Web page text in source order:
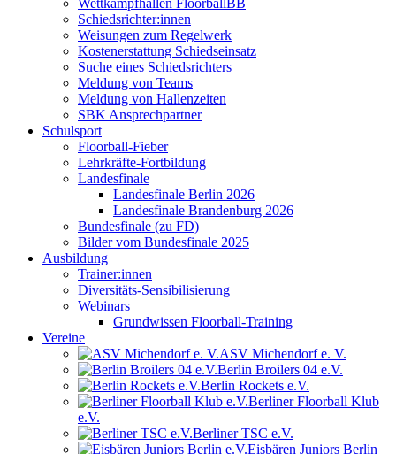
Wettkampfhallen FloorballBB
Schiedsrichter:innen
Weisungen zum Regelwerk
Kostenerstattung Schiedseinsatz
Suche eines Schiedsrichters
Meldung von Teams
Meldung von Hallenzeiten
SBK Ansprechpartner
Schulsport
Floorball-Fieber
Lehrkräfte-Fortbildung
Landesfinale
Landesfinale Berlin 2026
Landesfinale Brandenburg 2026
Bundesfinale (zu FD)
Bilder vom Bundesfinale 2025
Ausbildung
Trainer:innen
Diversitäts-Sensibilisierung
Webinars
Grundwissen Floorball-Training
Vereine
ASV Michendorf e. V.
Berlin Broilers 04 e.V.
Berlin Rockets e.V.
Berliner Floorball Klub
e.V.
Berliner TSC e.V.
Eisbären Juniors Berlin